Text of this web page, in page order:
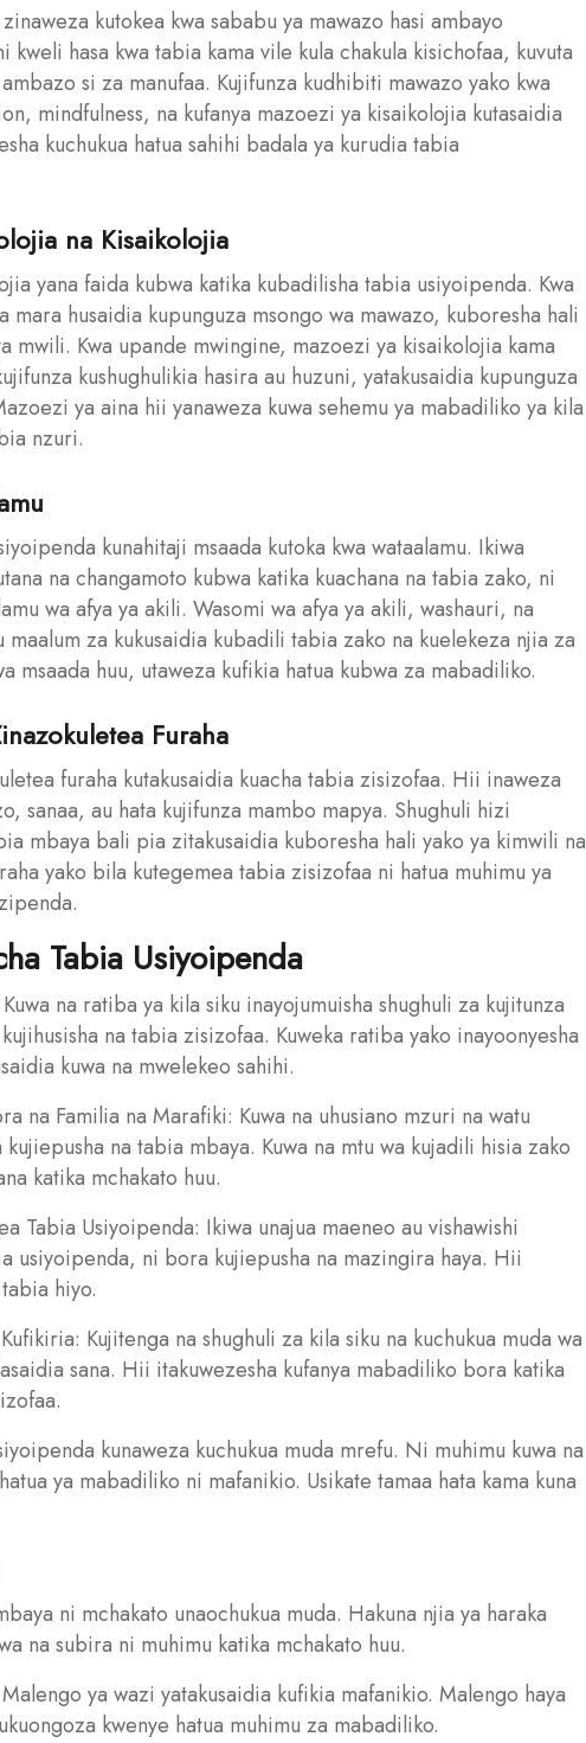
kutokea kwa sababu ya mawazo hasi ambayo
hasa kwa tabia kama vile kula chakula kisichofaa, kuvuta
si za manufaa. Kujifunza kudhibiti mawazo yako kwa
mindfulness, na kufanya mazoezi ya kisaikolojia kutasaidia
kuchukua hatua sahihi badala ya kurudia tabia
na Kisaikolojia
yana faida kubwa katika kubadilisha tabia usiyoipenda. Kwa
mara husaidia kupunguza msongo wa mawazo, kuboresha hali
mwili. Kwa upande mwingine, mazoezi ya kisaikolojia kama
kushughulikia hasira au huzuni, yatakusaidia kupunguza
ya aina hii yanaweza kuwa sehemu ya mabadiliko ya kila
nzuri.
kunahitaji msaada kutoka kwa wataalamu. Ikiwa
na changamoto kubwa katika kuachana na tabia zako, ni
wa afya ya akili. Wasomi wa afya ya akili, washauri, na
za kukusaidia kubadili tabia zako na kuelekeza njia za
msaada huu, utaweza kufikia hatua kubwa za mabadiliko.
Furaha
furaha kutakusaidia kuacha tabia zisizofaa. Hii inaweza
sanaa, au hata kujifunza mambo mapya. Shughuli hizi
mbaya bali pia zitakusaidia kuboresha hali yako ya kimwili na
yako bila kutegemea tabia zisizofaa ni hatua muhimu ya
Tabia Usiyoipenda
na ratiba ya kila siku inayojumuisha shughuli za kujitunza
na tabia zisizofaa. Kuweka ratiba yako inayoonyesha
kuwa na mwelekeo sahihi.
na Familia na Marafiki: Kuwa na uhusiano mzuri na watu
na tabia mbaya. Kuwa na mtu wa kujadili hisia zako
katika mchakato huu.
Tabia Usiyoipenda: Ikiwa unajua maeneo au vishawishi
usiyoipenda, ni bora kujiepusha na mazingira haya. Hii
hiyo.
Kujitenga na shughuli za kila siku na kuchukua muda wa
sana. Hii itakuwezesha kufanya mabadiliko bora katika
kunaweza kuchukua muda mrefu. Ni muhimu kuwa na
ya mabadiliko ni mafanikio. Usikate tamaa hata kama kuna
ni mchakato unaochukua muda. Hakuna njia ya haraka
na subira ni muhimu katika mchakato huu.
ya wazi yatakusaidia kufikia mafanikio. Malengo haya
kwenye hatua muhimu za mabadiliko.